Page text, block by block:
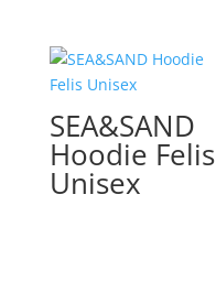
SEA&SAND
Hoodie Felis
Unisex